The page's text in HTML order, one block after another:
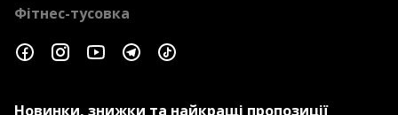
Фітнес-тусовка
Новинки, знижки та найкращі пропозиції